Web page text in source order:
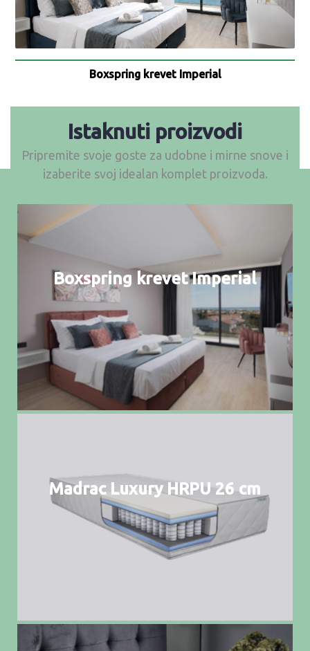
Boxspring krevet Imperial
Istaknuti proizvodi
Pripremite svoje goste za udobne i mirne snove i
izaberite svoj idealan komplet proizvoda.
Boxspring krevet Imperial
Madrac Luxury HRPU 26 cm